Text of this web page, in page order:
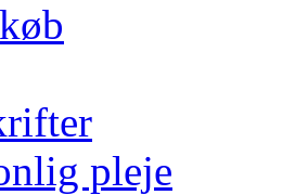
pleje